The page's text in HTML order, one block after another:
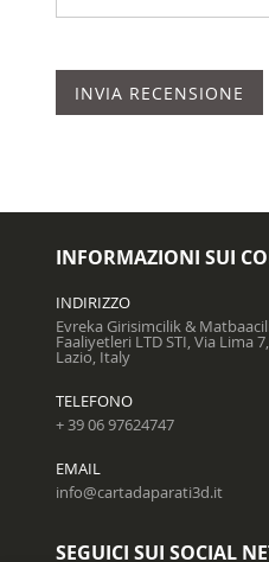
INVIA RECENSIONE
INFORMAZIONI SUI
INDIRIZZO
Evreka Girisimcilik &
Faaliyetleri LTD STI, Via Lima
Lazio, Italy
TELEFONO
+ 39 06 97624747
EMAIL
info@cartadaparati3d.it
SEGUICI SUI SOCIAL